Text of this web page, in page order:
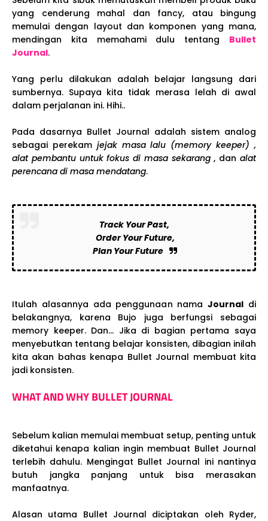
yang cenderung mahal dan fancy, atau bingung
memulai dengan layout dan komponen yang mana,
mendingan kita memahami dulu tentang Bullet
Journal.
Yang perlu dilakukan adalah belajar langsung dari
sumbernya. Supaya kita tidak merasa lelah di awal
dalam perjalanan ini. Hihi..
Pada dasarnya Bullet Journal adalah sistem analog
sebagai perekam jejak masa lalu (memory keeper) ,
alat pembantu untuk fokus di masa sekarang, danalat
perencana di masa mendatang.
Track Your Past,
Order Your Future,
Plan Your Future
Itulah alasannya ada penggunaan namaJournal di
belakangnya, karena Bujo juga berfungsi sebagai
memory keeper. Dan... Jika di bagian pertama saya
menyebutkan tentang belajar konsisten, dibagian inilah
kita akan bahas kenapa Bullet Journal membuat kita
jadi konsisten.
WHAT AND WHY BULLET JOURNAL
Sebelum kalian memulai membuat setup, penting untuk
diketahui kenapa kalian ingin membuat Bullet Journal
terlebih dahulu. Mengingat Bullet Journal ini nantinya
butuh jangka panjang untuk bisa merasakan
manfaatnya.
Alasan utama Bullet Journal diciptakan oleh Ryder,